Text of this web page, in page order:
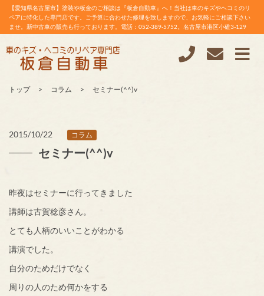
【愛知県名古屋市】塗装や板金のご相談は『板倉自動車』へ！当社は車のキズやヘコミのリ
ペアに特化した専門店です。ご予算に合わせた修理を致しますので、お気軽にご相談下さい
ませ。新中古車の販売も行っております。電話：052-389-5752。名古屋市港区小碓3-129
トップ コラム セミナー(^^)v
2015/10/22 コラム
セミナー(^^)v
昨夜はセミナーに行ってきました
講師は古賀稔彦さん。
とても人柄のいいことがわかる
講演でした。
自分のためだけでなく
周りの人のため何かをする